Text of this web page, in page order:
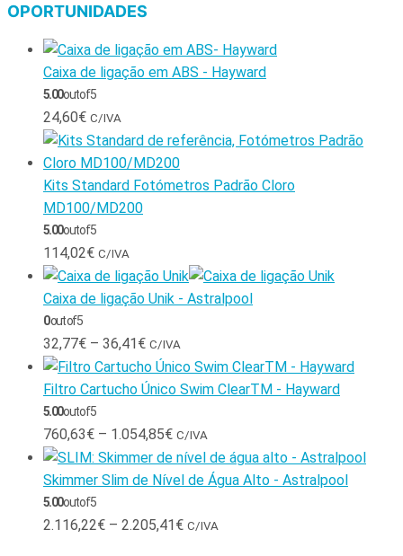
OPORTUNIDADES
Caixa de ligação em ABS - Hayward
5.00out of 5
24,60€ C/IVA
Kits Standard Fotómetros Padrão Cloro
MD100/MD200
5.00out of 5
114,02€ C/IVA
Caixa de ligação Unik - Astralpool
0out of 5
32,77€ – 36,41€ C/IVA
Filtro Cartucho Único Swim ClearTM - Hayward
5.00out of 5
760,63€ – 1.054,85€ C/IVA
Skimmer Slim de Nível de Água Alto - Astralpool
5.00out of 5
2.116,22€ – 2.205,41€ C/IVA